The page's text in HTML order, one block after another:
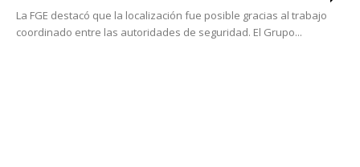
La FGE destacó que la localización fue posible gracias al trabajo
coordinado entre las autoridades de seguridad. El Grupo...